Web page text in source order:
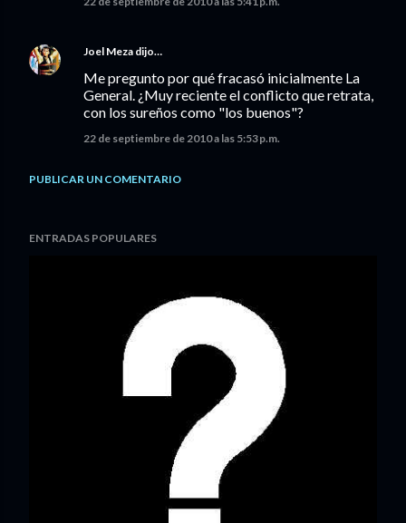
Joel Meza dijo…
Me pregunto por qué fracasó inicialmente La
General. ¿Muy reciente el conflicto que retrata,
con los sureños como "los buenos"?
22 de septiembre de 2010 a las 5:53 p.m.
PUBLICAR UN COMENTARIO
ENTRADAS POPULARES